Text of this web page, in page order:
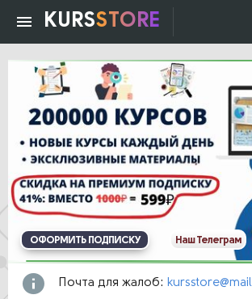
KURSSTORE
ОФОРМИТЬ ПОДПИСКУ Наш Телеграм
Почта для жалоб: